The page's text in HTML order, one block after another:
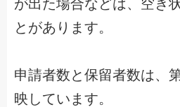
が出た場合などは、空き
とがあります。
申請者数と保留者数は、
映しています。